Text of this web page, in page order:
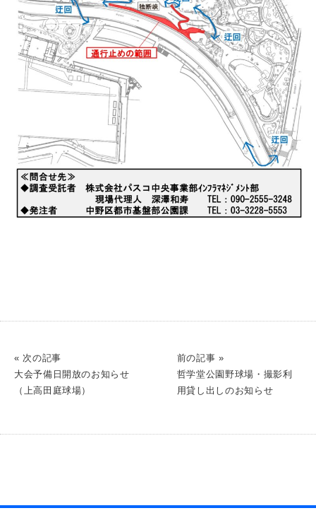
« 次の記事
大会予備日開放のお知らせ
（上高田庭球場）
前の記事 »
哲学堂公園野球場・撮影利
用貸し出しのお知らせ